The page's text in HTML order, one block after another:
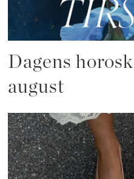
Dagens
august